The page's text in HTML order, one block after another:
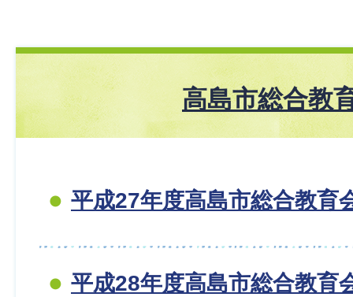
高島市総合教
平成27年度高島市総合教育
平成28年度高島市総合教育